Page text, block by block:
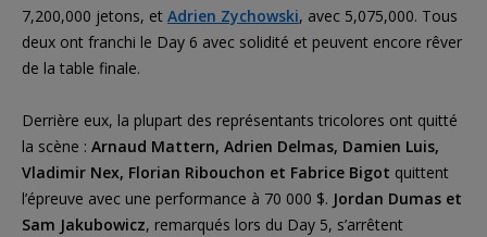
7,200,000 jetons, et Adrien Zychowski, avec 5,075,000. Tous
deux ont franchi le Day 6 avec solidité et peuvent encore rêver
de la table finale.
Derrière eux, la plupart des représentants tricolores ont quitté
la scène : Arnaud Mattern, Adrien Delmas, Damien Luis,
Vladimir Nex, Florian Ribouchon et Fabrice Bigot quittent
l’épreuve avec une performance à 70 000 $. Jordan Dumas et
Sam Jakubowicz, remarqués lors du Day 5, s’arrêtent